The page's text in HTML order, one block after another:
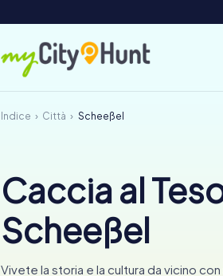
Indice Città Scheeßel
Caccia al
Scheeßel
Vivete la storia e la cultura da vicino